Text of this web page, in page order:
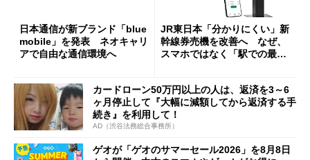
日本通信が新ブランド「blue
mobile」を発表 ネオキャリ
アで自由な通信環境へ
JR東日本「分かりにくい」新
幹線券売機を改善へ なぜ、
スマホではなく「駅での最短
カードローン50万円以上の人は、返済を3～6
ヶ月停止して『大幅に減額してから返済する手
続き』を利用して！
AD（渋谷法務総合事務所）
ゲオが「ゲオのサマーセール2026」を8月8日